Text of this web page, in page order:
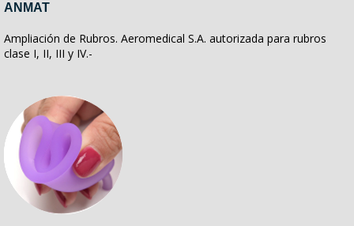
ANMAT
Ampliación de Rubros. Aeromedical S.A. autorizada para rubros
clase I, II, III y IV.-